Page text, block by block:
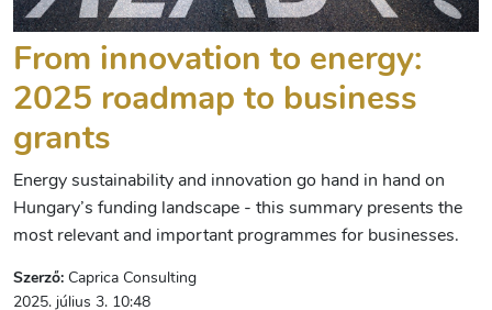
From innovation to energy:
2025 roadmap to business
grants
Energy sustainability and innovation go hand in hand on
Hungary’s funding landscape - this summary presents the
most relevant and important programmes for businesses.
Szerző: Caprica Consulting
2025. július 3. 10:48